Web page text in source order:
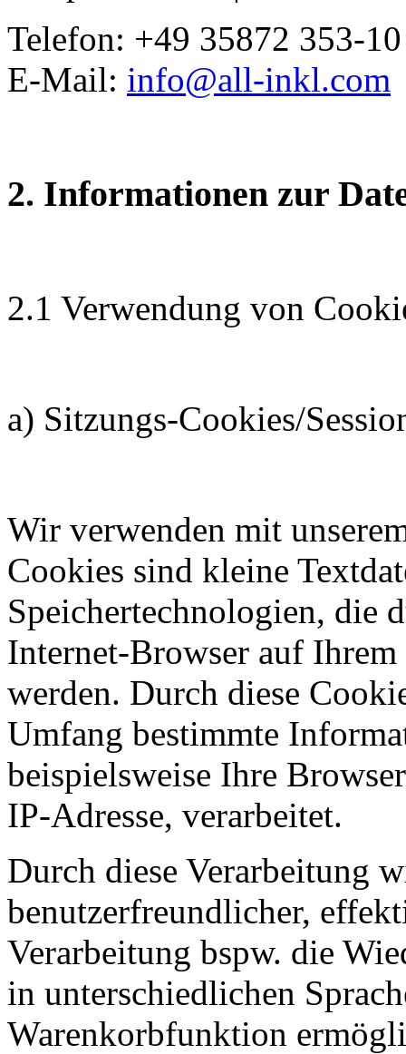
Telefon: +49 35872 353-10
E-Mail: info@all-inkl.com
2. Informationen zur
2.1 Verwendung von
a) Sitzungs-Cookies/
Wir verwenden mit
Cookies sind kleine
Speichertechnologien, die
Internet-Browser auf
werden. Durch diese
Umfang bestimmte
beispielsweise Ihre
IP-Adresse, verarbeitet.
Durch diese Verarbeitung
benutzerfreundlicher,
Verarbeitung bspw. die
in unterschiedlichen
Warenkorbfunktion